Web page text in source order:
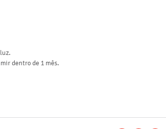
dentro de 1 mês.